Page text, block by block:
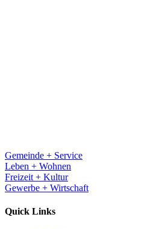
Gemeinde + Service
Leben + Wohnen
Freizeit + Kultur
Gewerbe + Wirtschaft
Quick Links